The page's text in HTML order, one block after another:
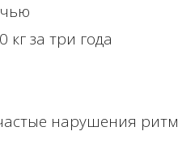
кг за три года
нарушения